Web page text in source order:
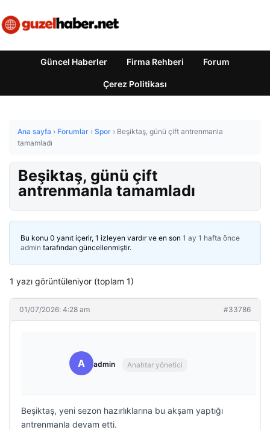
Güncel Haberler Firma Rehberi Forum
Çerez Politikası
Ana sayfa › Forumlar › Spor › Beşiktaş, günü çift antrenmanla
tamamladı
Beşiktaş, günü çift
antrenmanla tamamladı
Bu konu 0 yanıt içerir, 1 izleyen vardır ve en son 1 ay 1 hafta önce
admin tarafından güncellenmiştir.
1 yazı görüntüleniyor (toplam 1)
01/07/2026: 4:28 am #33786
A admin Anahtar yönetici
Beşiktaş, yeni sezon hazırlıklarına bu akşam yaptığı
antrenmanla devam etti.